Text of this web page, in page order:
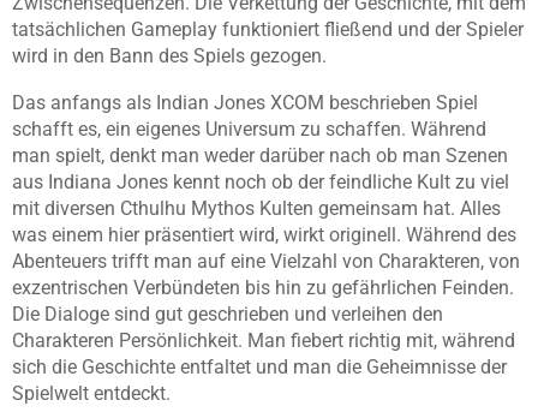
tatsächlichen Gameplay funktioniert fließend und der Spieler
wird in den Bann des Spiels gezogen.
Das anfangs als Indian Jones XCOM beschrieben Spiel
schafft es, ein eigenes Universum zu schaffen. Während
man spielt, denkt man weder darüber nach ob man Szenen
aus Indiana Jones kennt noch ob der feindliche Kult zu viel
mit diversen Cthulhu Mythos Kulten gemeinsam hat. Alles
was einem hier präsentiert wird, wirkt originell. Während des
Abenteuers trifft man auf eine Vielzahl von Charakteren, von
exzentrischen Verbündeten bis hin zu gefährlichen Feinden.
Die Dialoge sind gut geschrieben und verleihen den
Charakteren Persönlichkeit. Man fiebert richtig mit, während
sich die Geschichte entfaltet und man die Geheimnisse der
Spielwelt entdeckt.